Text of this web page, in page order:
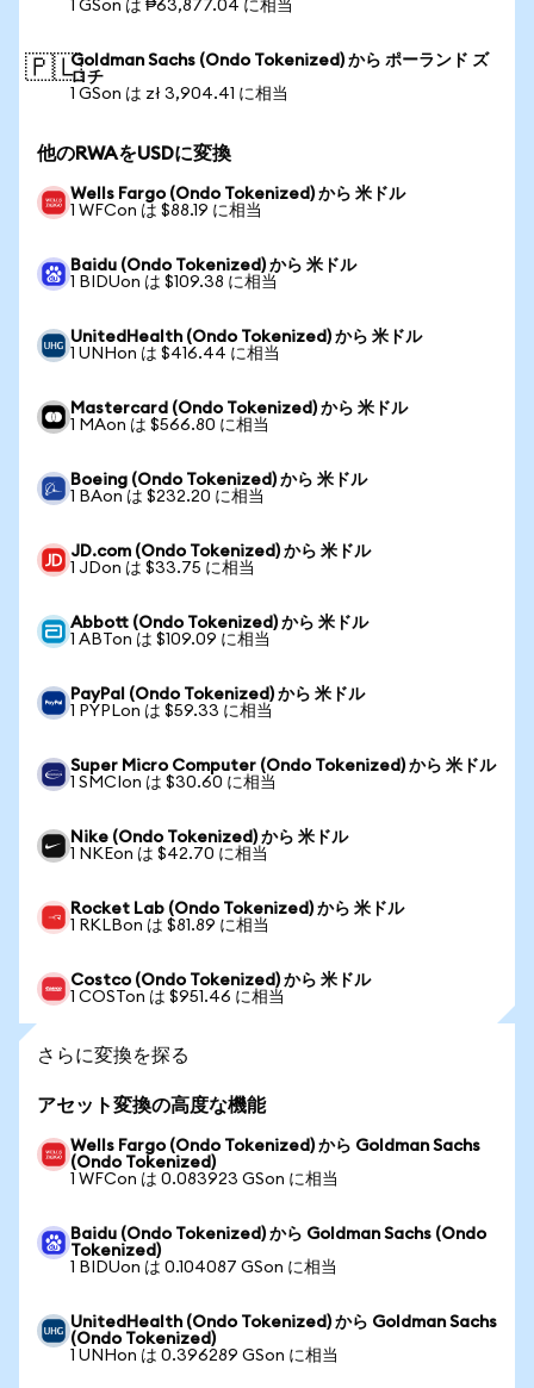
1 GSon は ₱63,877.04 に相当
🇵🇱Goldman Sachs (Ondo Tokenized) から ポーランド ズ
ロチ
1 GSon は zł 3,904.41 に相当
他のRWAをUSDに変換
Wells Fargo (Ondo Tokenized) から 米ドル
1 WFCon は $88.19 に相当
Baidu (Ondo Tokenized) から 米ドル
1 BIDUon は $109.38 に相当
UnitedHealth (Ondo Tokenized) から 米ドル
1 UNHon は $416.44 に相当
Mastercard (Ondo Tokenized) から 米ドル
1 MAon は $566.80 に相当
Boeing (Ondo Tokenized) から 米ドル
1 BAon は $232.20 に相当
JD.com (Ondo Tokenized) から 米ドル
1 JDon は $33.75 に相当
Abbott (Ondo Tokenized) から 米ドル
1 ABTon は $109.09 に相当
PayPal (Ondo Tokenized) から 米ドル
1 PYPLon は $59.33 に相当
Super Micro Computer (Ondo Tokenized) から 米ドル
1 SMCIon は $30.60 に相当
Nike (Ondo Tokenized) から 米ドル
1 NKEon は $42.70 に相当
Rocket Lab (Ondo Tokenized) から 米ドル
1 RKLBon は $81.89 に相当
Costco (Ondo Tokenized) から 米ドル
1 COSTon は $951.46 に相当
さらに変換を探る
アセット変換の高度な機能
Wells Fargo (Ondo Tokenized) から Goldman Sachs
(Ondo Tokenized)
1 WFCon は 0.083923 GSon に相当
Baidu (Ondo Tokenized) から Goldman Sachs (Ondo
Tokenized)
1 BIDUon は 0.104087 GSon に相当
UnitedHealth (Ondo Tokenized) から Goldman Sachs
(Ondo Tokenized)
1 UNHon は 0.396289 GSon に相当